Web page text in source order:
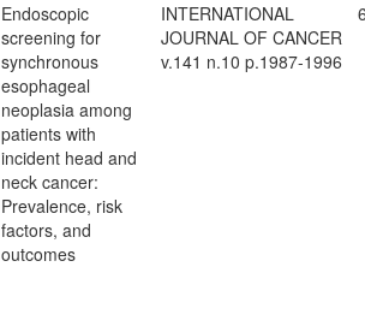
Endoscopic
screening for
synchronous
esophageal
neoplasia among
patients with
incident head and
neck cancer:
Prevalence, risk
factors, and
outcomes
INTERNATIONAL
JOURNAL OF CANCER
v.141 n.10 p.1987-1996